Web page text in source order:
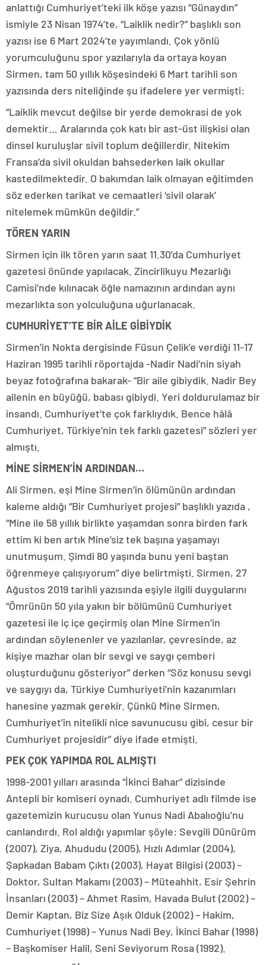
anlattığı Cumhuriyet’teki ilk köşe yazısı “Günaydın”
ismiyle 23 Nisan 1974’te, “Laiklik nedir?” başlıklı son
yazısı ise 6 Mart 2024’te yayımlandı. Çok yönlü
yorumculuğunu spor yazılarıyla da ortaya koyan
Sirmen, tam 50 yıllık köşesindeki 6 Mart tarihli son
yazısında ders niteliğinde şu ifadelere yer vermişti:
“Laiklik mevcut değilse bir yerde demokrasi de yok
demektir… Aralarında çok katı bir ast-üst ilişkisi olan
dinsel kuruluşlar sivil toplum değillerdir. Nitekim
Fransa’da sivil okuldan bahsederken laik okullar
kastedilmektedir. O bakımdan laik olmayan eğitimden
söz ederken tarikat ve cemaatleri ‘sivil olarak’
nitelemek mümkün değildir.”
TÖREN YARIN
Sirmen için ilk tören yarın saat 11.30’da Cumhuriyet
gazetesi önünde yapılacak. Zincirlikuyu Mezarlığı
Camisi’nde kılınacak öğle namazının ardından aynı
mezarlıkta son yolculuğuna uğurlanacak.
CUMHURİYET’TE BİR AİLE GİBİYDİK
Sirmen’in Nokta dergisinde Füsun Çelik’e verdiği 11-17
Haziran 1995 tarihli röportajda -Nadir Nadi’nin siyah
beyaz fotoğrafına bakarak- “Bir aile gibiydik. Nadir Bey
ailenin en büyüğü, babası gibiydi. Yeri doldurulamaz bir
insandı. Cumhuriyet’te çok farklıydık. Bence hâlâ
Cumhuriyet, Türkiye’nin tek farklı gazetesi” sözleri yer
almıştı.
MİNE SİRMEN’İN ARDINDAN…
Ali Sirmen, eşi Mine Sirmen’in ölümünün ardından
kaleme aldığı “Bir Cumhuriyet projesi” başlıklı yazıda ,
“Mine ile 58 yıllık birlikte yaşamdan sonra birden fark
ettim ki ben artık Mine’siz tek başına yaşamayı
unutmuşum. Şimdi 80 yaşında bunu yeni baştan
öğrenmeye çalışıyorum” diye belirtmişti. Sirmen, 27
Ağustos 2019 tarihli yazısında eşiyle ilgili duygularını
“Ömrünün 50 yıla yakın bir bölümünü Cumhuriyet
gazetesi ile iç içe geçirmiş olan Mine Sirmen’in
ardından söylenenler ve yazılanlar, çevresinde, az
kişiye mazhar olan bir sevgi ve saygı çemberi
oluşturduğunu gösteriyor” derken “Söz konusu sevgi
ve saygıyı da, Türkiye Cumhuriyeti’nin kazanımları
hanesine yazmak gerekir. Çünkü Mine Sirmen,
Cumhuriyet’in nitelikli nice savunucusu gibi, cesur bir
Cumhuriyet projesidir” diye ifade etmişti.
PEK ÇOK YAPIMDA ROL ALMIŞTI
1998-2001 yılları arasında “İkinci Bahar” dizisinde
Antepli bir komiseri oynadı. Cumhuriyet adlı filmde ise
gazetemizin kurucusu olan Yunus Nadi Abalıoğlu’nu
canlandırdı. Rol aldığı yapımlar şöyle: Sevgili Dünürüm
(2007), Ziya, Ahududu (2005), Hızlı Adımlar (2004),
Şapkadan Babam Çıktı (2003), Hayat Bilgisi (2003) –
Doktor, Sultan Makamı (2003) – Müteahhit, Esir Şehrin
İnsanları (2003) – Ahmet Rasim, Havada Bulut (2002) –
Demir Kaptan, Biz Size Aşık Olduk (2002) – Hakim,
Cumhuriyet (1998) – Yunus Nadi Bey, İkinci Bahar (1998)
– Başkomiser Halil, Seni Seviyorum Rosa (1992).